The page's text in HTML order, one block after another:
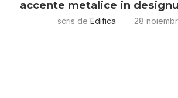
accente metalice in
scris de Edifica 28